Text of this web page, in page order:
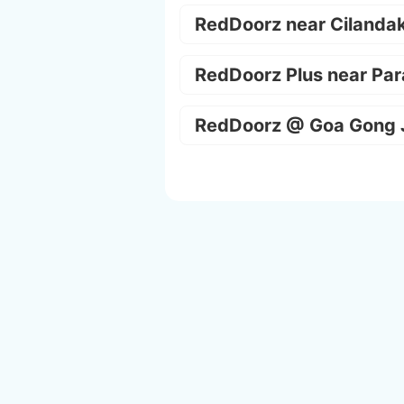
RedDoorz near
RedDoorz Plus near
RedDoorz @ Goa